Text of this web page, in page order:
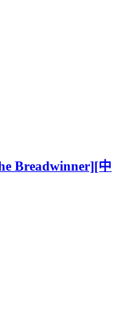
Breadwinner][中